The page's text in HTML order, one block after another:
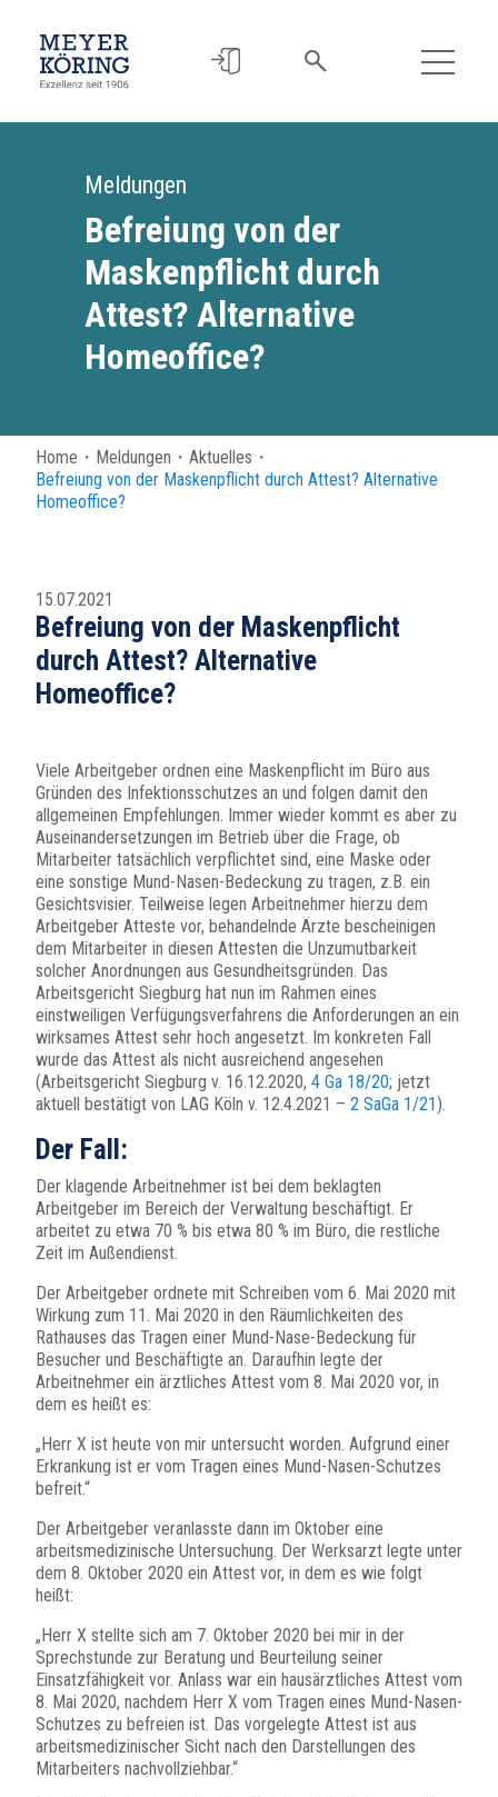
Meldungen
Befreiung von der
Maskenpflicht durch
Attest? Alternative
Homeoffice?
Home ・ Meldungen ・ Aktuelles ・
Befreiung von der Maskenpflicht durch Attest? Alternative
Homeoffice?
15.07.2021
Befreiung von der Maskenpflicht
durch Attest? Alternative
Homeoffice?
Viele Arbeitgeber ordnen eine Maskenpflicht im Büro aus
Gründen des Infektionsschutzes an und folgen damit den
allgemeinen Empfehlungen. Immer wieder kommt es aber zu
Auseinandersetzungen im Betrieb über die Frage, ob
Mitarbeiter tatsächlich verpflichtet sind, eine Maske oder
eine sonstige Mund-Nasen-Bedeckung zu tragen, z.B. ein
Gesichtsvisier. Teilweise legen Arbeitnehmer hierzu dem
Arbeitgeber Atteste vor, behandelnde Ärzte bescheinigen
dem Mitarbeiter in diesen Attesten die Unzumutbarkeit
solcher Anordnungen aus Gesundheitsgründen. Das
Arbeitsgericht Siegburg hat nun im Rahmen eines
einstweiligen Verfügungsverfahrens die Anforderungen an ein
wirksames Attest sehr hoch angesetzt. Im konkreten Fall
wurde das Attest als nicht ausreichend angesehen
(Arbeitsgericht Siegburg v. 16.12.2020, 4 Ga 18/20; jetzt
aktuell bestätigt von LAG Köln v. 12.4.2021 – 2 SaGa 1/21).
Der Fall:
Der klagende Arbeitnehmer ist bei dem beklagten
Arbeitgeber im Bereich der Verwaltung beschäftigt. Er
arbeitet zu etwa 70 % bis etwa 80 % im Büro, die restliche
Zeit im Außendienst.
Der Arbeitgeber ordnete mit Schreiben vom 6. Mai 2020 mit
Wirkung zum 11. Mai 2020 in den Räumlichkeiten des
Rathauses das Tragen einer Mund-Nase-Bedeckung für
Besucher und Beschäftigte an. Daraufhin legte der
Arbeitnehmer ein ärztliches Attest vom 8. Mai 2020 vor, in
dem es heißt es:
„Herr X ist heute von mir untersucht worden. Aufgrund einer
Erkrankung ist er vom Tragen eines Mund-Nasen-Schutzes
befreit.“
Der Arbeitgeber veranlasste dann im Oktober eine
arbeitsmedizinische Untersuchung. Der Werksarzt legte unter
dem 8. Oktober 2020 ein Attest vor, in dem es wie folgt
heißt:
„Herr X stellte sich am 7. Oktober 2020 bei mir in der
Sprechstunde zur Beratung und Beurteilung seiner
Einsatzfähigkeit vor. Anlass war ein hausärztliches Attest vom
8. Mai 2020, nachdem Herr X vom Tragen eines Mund-Nasen-
Schutzes zu befreien ist. Das vorgelegte Attest ist aus
arbeitsmedizinischer Sicht nach den Darstellungen des
Mitarbeiters nachvollziehbar.“